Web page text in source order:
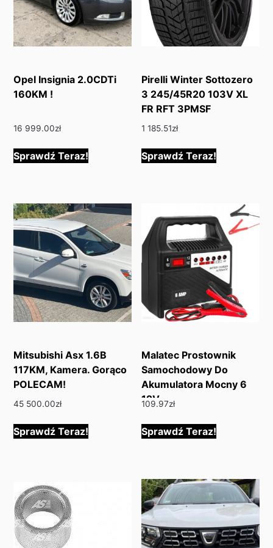
Opel Insignia 2.0CDTi
160KM !
16 999.00zł
Sprawdź Teraz!
Pirelli Winter Sottozero
3 245/45R20 103V XL
FR RFT 3PMSF
1 185.51zł
Sprawdź Teraz!
Mitsubishi Asx 1.6B
117KM, Kamera. Gorąco
POLECAM!
45 500.00zł
Sprawdź Teraz!
Malatec Prostownik
Samochodowy Do
Akumulatora Mocny 6
12V
109.97zł
Sprawdź Teraz!